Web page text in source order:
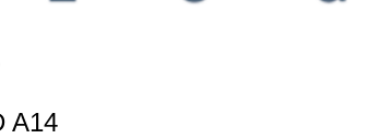
A14